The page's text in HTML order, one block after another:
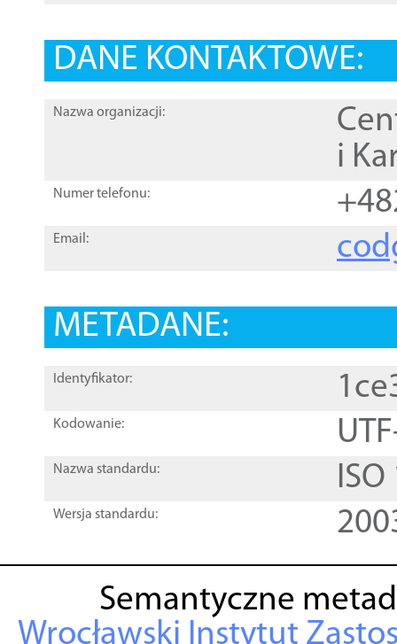
DANE KONTAKTOWE:
Nazwa organizacji:
i
Numer telefonu:
Email:
METADANE:
Identyfikator:
Kodowanie:
Nazwa standardu:
Wersja standardu:
Semantyczne
Wrocławski Instytut